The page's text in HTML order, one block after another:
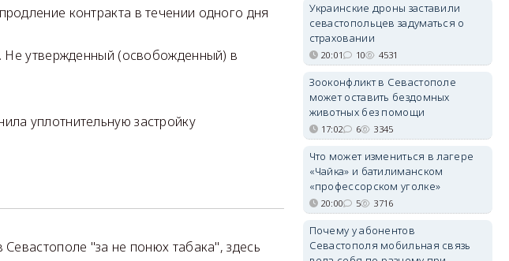
контракта в течении одного дня
Не утвержденный (освобожденный) в
уплотнительную застройку
"за не понюх табака", здесь
Украинские дроны заставили
севастопольцев задуматься о
страховании
20:01 10 4531
Зооконфликт в Севастополе
может оставить бездомных
животных без помощи
17:02 6 3345
Что может измениться в лагере
«Чайка» и батилиманском
«профессорском уголке»
20:00 5 3716
Почему у абонентов
Севастополя мобильная связь